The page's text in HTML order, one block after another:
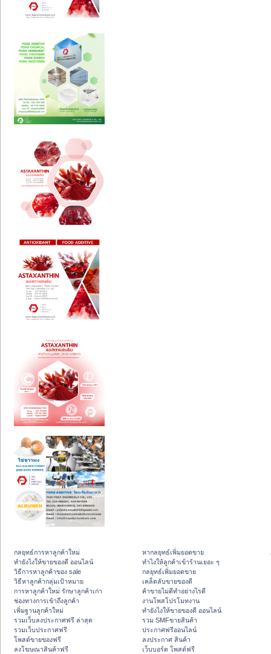
กลยุทธ์การหาลูกค้าใหม่
ทํายังไงให้ขายของดี ออนไลน์
วิธีการหาลูกค้าของ sale
วิธีหาลูกค้ากลุ่มเป้าหมาย
การหาลูกค้าใหม่ รักษาลูกค้าเก่า
ช่องทางการเข้าถึงลูกค้า
เพิ่มฐานลูกค้าใหม่
รวมเว็บลงประกาศฟรี ล่าสุด
รวมเว็บประกาศฟรี
โพสต์ขายของฟรี
ลงโฆษณาสินค้าฟรี
หากลยุทธ์เพิ่มยอดขาย
ทําไงให้ลูกค้าเข้าร้านเยอะ ๆ
กลยุทธ์เพิ่มยอดขาย
เคล็ดลับขายของดี
ค้าขายไม่ดีทำอย่างไรดี
งานโพสโปรโมทงาน
ทํายังไงให้ขายของดี ออนไลน์
รวม SMFขายสินค้า
ประกาศฟรีออนไลน์
ลงประกาศ สินค้า
เว็บบอร์ด โพสต์ฟรี